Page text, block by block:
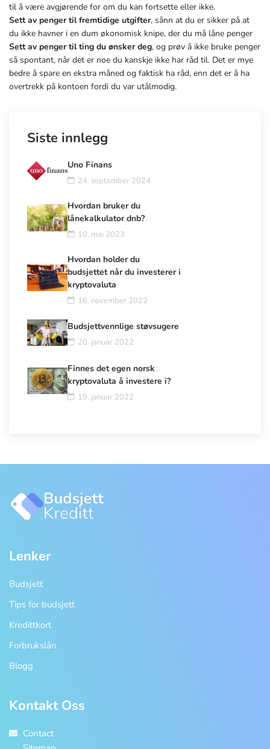
til å være avgjørende for om du kan fortsette eller ikke.
Sett av penger til fremtidige utgifter, sånn at du er sikker på at
du ikke havner i en dum økonomisk knipe, der du må låne penger
Sett av penger til ting du ønsker deg, og prøv å ikke bruke penger
så spontant, når det er noe du kanskje ikke har råd til. Det er mye
bedre å spare en ekstra måned og faktisk ha råd, enn det er å ha
overtrekk på kontoen fordi du var utålmodig.
Siste innlegg
Uno Finans
24. september 2024
Hvordan bruker du
lånekalkulator dnb?
10. mai 2023
Hvordan holder du
budsjettet når du investerer i
kryptovaluta
16. november 2022
Budsjettvennlige støvsugere
20. januar 2022
Finnes det egen norsk
kryptovaluta å investere i?
19. januar 2022
Lenker
Budsjett
Tips for budsjett
Kredittkort
Forbrukslån
Blogg
Kontakt Oss
Contact